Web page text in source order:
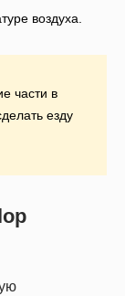
воздуха.
части в
езду